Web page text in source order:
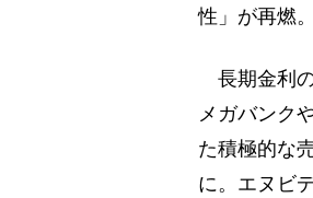
性」が再燃。
長期金利の
メガバンク
た積極的な
に。エヌビ